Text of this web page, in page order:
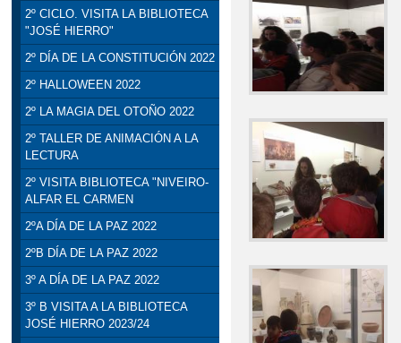
2º CICLO. VISITA LA BIBLIOTECA
"JOSÉ HIERRO"
2º DÍA DE LA CONSTITUCIÓN 2022
2º HALLOWEEN 2022
2º LA MAGIA DEL OTOÑO 2022
2º TALLER DE ANIMACIÓN A LA
LECTURA
2º VISITA BIBLIOTECA "NIVEIRO-
ALFAR EL CARMEN
2ºA DÍA DE LA PAZ 2022
2ºB DÍA DE LA PAZ 2022
3º A DÍA DE LA PAZ 2022
3º B VISITA A LA BIBLIOTECA
JOSÉ HIERRO 2023/24